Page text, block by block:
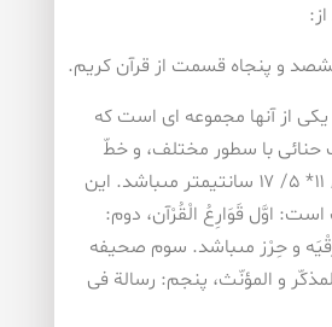
و پنجاه قسمت از قرآن كريم.
از آنها مجموعه اى است كه
حنائى با سطور مختلف، و خطّ
نسخ، و اندازه صفحه ۵/ ۱۱* ۵/ ۱۷ سانتيمتر مى‏باشد. اين
اوَّل قَوَارِعُ الْقُرْآن، دوم:
و حِرْز مى‏باشد. سوم صحيفه
و المؤنّث، پنجم: رسالة فى